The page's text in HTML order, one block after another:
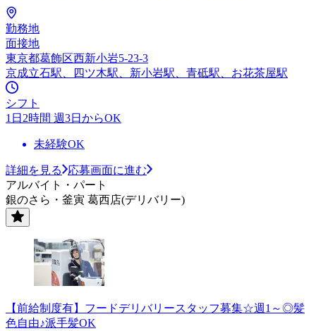
勤務地
面接地
東京都葛飾区西新小岩5-23-3
京成立石駅、四ツ木駅、新小岩駅、青砥駅、お花茶屋駅
シフト
1日2時間 週3日からOK
未経験OK
詳細を見る
応募画面に進む
アルバイト・パート
銀のさら・釜寅 葛西店(デリバリー)
【前給制度有】フードデリバリースタッフ募集☆週1～◎髪
色自由♪派手髪OK